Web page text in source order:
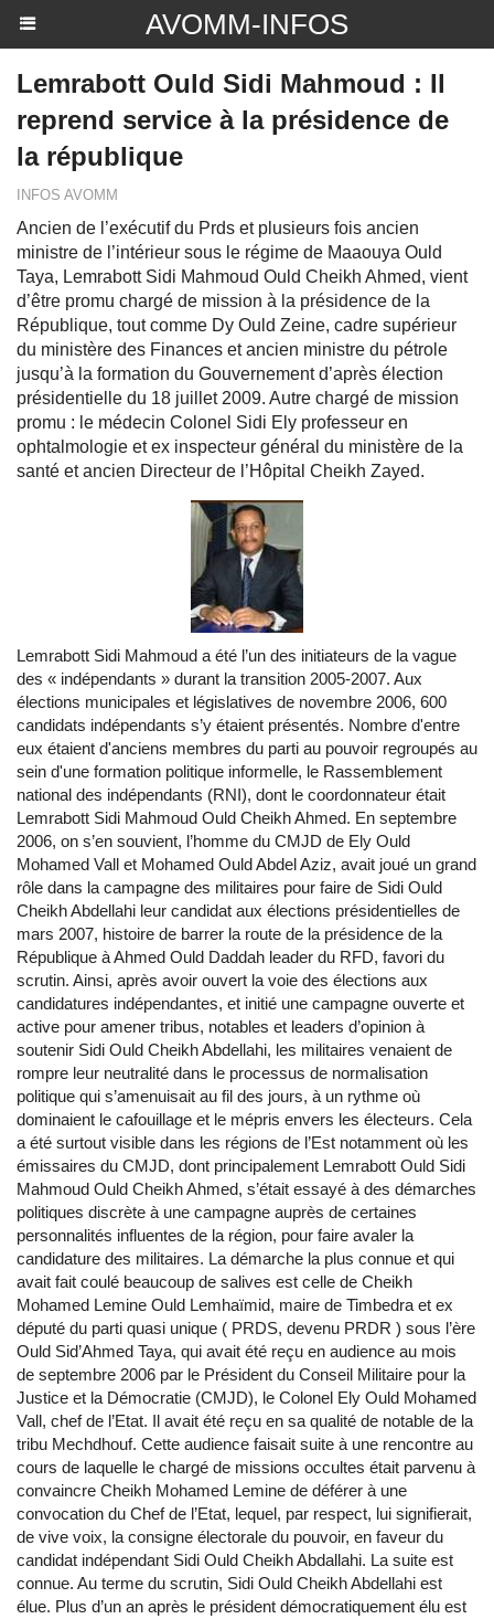
AVOMM-INFOS
Lemrabott Ould Sidi Mahmoud : Il
reprend service à la présidence de
la république
INFOS AVOMM
Ancien de l’exécutif du Prds et plusieurs fois ancien
ministre de l’intérieur sous le régime de Maaouya Ould
Taya, Lemrabott Sidi Mahmoud Ould Cheikh Ahmed, vient
d’être promu chargé de mission à la présidence de la
République, tout comme Dy Ould Zeine, cadre supérieur
du ministère des Finances et ancien ministre du pétrole
jusqu’à la formation du Gouvernement d’après élection
présidentielle du 18 juillet 2009. Autre chargé de mission
promu : le médecin Colonel Sidi Ely professeur en
ophtalmologie et ex inspecteur général du ministère de la
santé et ancien Directeur de l’Hôpital Cheikh Zayed.
Lemrabott Sidi Mahmoud a été l’un des initiateurs de la vague
des « indépendants » durant la transition 2005-2007. Aux
élections municipales et législatives de novembre 2006, 600
candidats indépendants s’y étaient présentés. Nombre d'entre
eux étaient d'anciens membres du parti au pouvoir regroupés au
sein d'une formation politique informelle, le Rassemblement
national des indépendants (RNI), dont le coordonnateur était
Lemrabott Sidi Mahmoud Ould Cheikh Ahmed. En septembre
2006, on s’en souvient, l’homme du CMJD de Ely Ould
Mohamed Vall et Mohamed Ould Abdel Aziz, avait joué un grand
rôle dans la campagne des militaires pour faire de Sidi Ould
Cheikh Abdellahi leur candidat aux élections présidentielles de
mars 2007, histoire de barrer la route de la présidence de la
République à Ahmed Ould Daddah leader du RFD, favori du
scrutin. Ainsi, après avoir ouvert la voie des élections aux
candidatures indépendantes, et initié une campagne ouverte et
active pour amener tribus, notables et leaders d’opinion à
soutenir Sidi Ould Cheikh Abdellahi, les militaires venaient de
rompre leur neutralité dans le processus de normalisation
politique qui s’amenuisait au fil des jours, à un rythme où
dominaient le cafouillage et le mépris envers les électeurs. Cela
a été surtout visible dans les régions de l’Est notamment où les
émissaires du CMJD, dont principalement Lemrabott Ould Sidi
Mahmoud Ould Cheikh Ahmed, s’était essayé à des démarches
politiques discrète à une campagne auprès de certaines
personnalités influentes de la région, pour faire avaler la
candidature des militaires. La démarche la plus connue et qui
avait fait coulé beaucoup de salives est celle de Cheikh
Mohamed Lemine Ould Lemhaïmid, maire de Timbedra et ex
député du parti quasi unique ( PRDS, devenu PRDR ) sous l’ère
Ould Sid’Ahmed Taya, qui avait été reçu en audience au mois
de septembre 2006 par le Président du Conseil Militaire pour la
Justice et la Démocratie (CMJD), le Colonel Ely Ould Mohamed
Vall, chef de l’Etat. Il avait été reçu en sa qualité de notable de la
tribu Mechdhouf. Cette audience faisait suite à une rencontre au
cours de laquelle le chargé de missions occultes était parvenu à
convaincre Cheikh Mohamed Lemine de déférer à une
convocation du Chef de l’Etat, lequel, par respect, lui signifierait,
de vive voix, la consigne électorale du pouvoir, en faveur du
candidat indépendant Sidi Ould Cheikh Abdallahi. La suite est
connue. Au terme du scrutin, Sidi Ould Cheikh Abdellahi est
élue. Plus d’un an après le président démocratiquement élu est